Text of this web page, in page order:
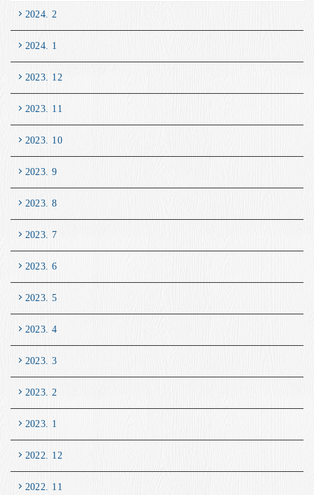
2024. 2
2024. 1
2023. 12
2023. 11
2023. 10
2023. 9
2023. 8
2023. 7
2023. 6
2023. 5
2023. 4
2023. 3
2023. 2
2023. 1
2022. 12
2022. 11